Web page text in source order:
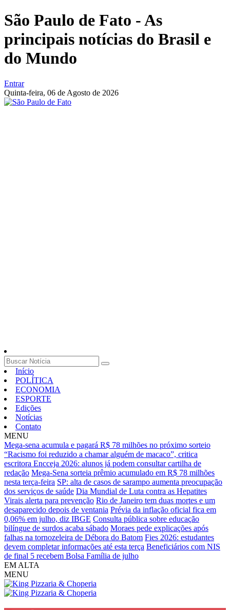
São Paulo de Fato - As
principais notícias do Brasil e
do Mundo
Entrar
Quinta-feira, 06 de Agosto de 2026
Início
POLÍTICA
ECONOMIA
ESPORTE
Edições
Notícias
Contato
MENU
Mega-sena acumula e pagará R$ 78 milhões no próximo sorteio
“Racismo foi reduzido a chamar alguém de macaco”, critica
escritora Encceja 2026: alunos já podem consultar cartilha de
redação Mega-Sena sorteia prêmio acumulado em R$ 78 milhões
nesta terça-feira SP: alta de casos de sarampo aumenta preocupação
dos serviços de saúde Dia Mundial de Luta contra as Hepatites
Virais alerta para prevenção Rio de Janeiro tem duas mortes e um
desaparecido depois de ventania Prévia da inflação oficial fica em
0,06% em julho, diz IBGE Consulta pública sobre educação
bilíngue de surdos acaba sábado Moraes pede explicações após
falhas na tornozeleira de Débora do Batom Fies 2026: estudantes
devem completar informações até esta terça Beneficiários com NIS
de final 5 recebem Bolsa Família de julho
EM ALTA
MENU